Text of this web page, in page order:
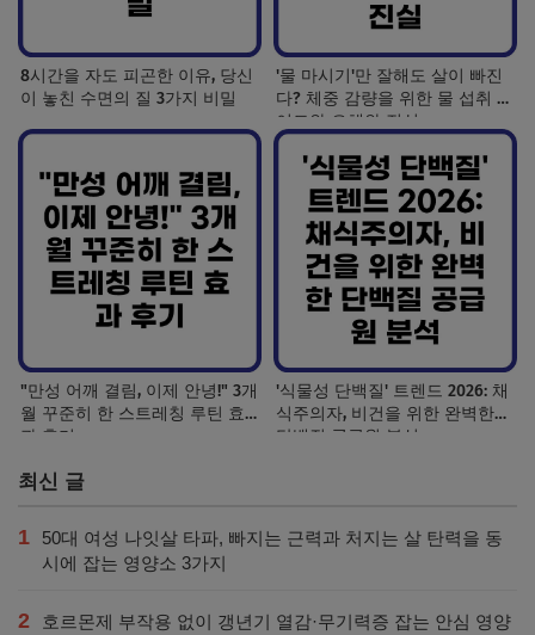
8시간을 자도 피곤한 이유, 당신
이 놓친 수면의 질 3가지 비밀
'물 마시기'만 잘해도 살이 빠진
다? 체중 감량을 위한 물 섭취 가
이드와 오해와 진실
"만성 어깨 결림, 이제 안녕!" 3개
월 꾸준히 한 스트레칭 루틴 효
과 후기
'식물성 단백질' 트렌드 2026: 채
식주의자, 비건을 위한 완벽한
단백질 공급원 분석
최신 글
1
50대 여성 나잇살 타파, 빠지는 근력과 처지는 살 탄력을 동
시에 잡는 영양소 3가지
2
호르몬제 부작용 없이 갱년기 열감·무기력증 잡는 안심 영양